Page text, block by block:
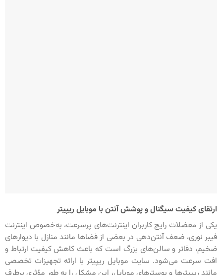
ارتقای کیفیت سیگنال و پوشش آنتن با موبایل ریپیتر
یکی از معضلات رایج کاربران اینترنت‌های پرسرعت، به‌خصوص اینترنت
فیبر نوری، ضعف آنتن‌دهی در بعضی از فضاها مانند منازل با دیوارهای
ضخیم، دفاتر و سالن‌های بزرگ است که باعث کاهش کیفیت ارتباط و
افت سرعت می‌شود. سایت موبایل ریپیتر با ارائه تجهیزات تخصصی